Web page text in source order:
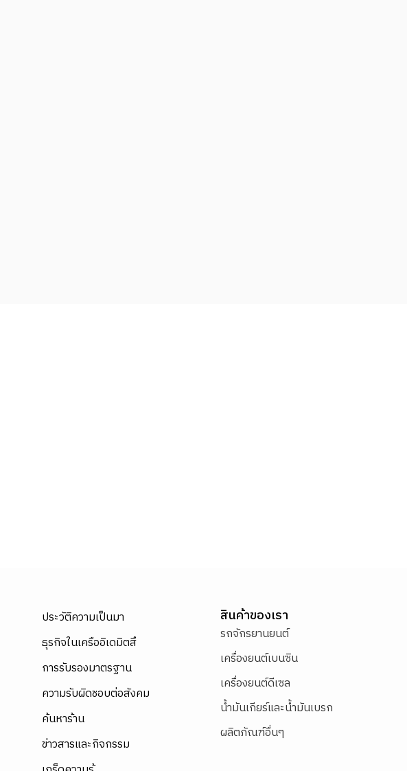
ประวัติความเป็นมา
ธุรกิจในเครืออิเดมิตสึ
การรับรองมาตรฐาน
ความรับผิดชอบต่อสังคม
ค้นหาร้าน
ข่าวสารและกิจกรรม
สินค้าของเรา
รถจักรยานยนต์
เครื่องยนต์เบนซิน
เครื่องยนต์ดีเซล
น้ำมันเกียร์และน้ำมันเบรก
ผลิตภัณฑ์อื่นๆ